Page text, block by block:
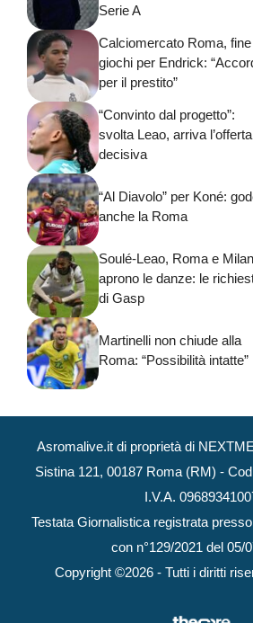
Serie A
Calciomercato Roma,
giochi per Endrick:
per il prestito”
“Convinto dal progetto”:
svolta Leao, arriva l’offerta
decisiva
“Al Diavolo” per Koné:
anche la Roma
Soulé-Leao, Roma e Milan
aprono le danze: le
di Gasp
Martinelli non chiude alla
Roma: “Possibilità intatte”
Asromalive.it di proprietà di
Sistina 121, 00187 Roma (RM) -
I.V.A.
Testata Giornalistica registrata
con n°129/2021 del 05/
Copyright ©2026 - Tutti i diritti